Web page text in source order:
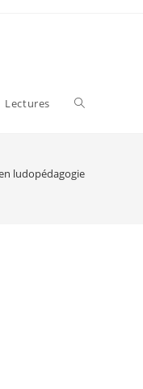
Lectures Toggle
ludopédagogie